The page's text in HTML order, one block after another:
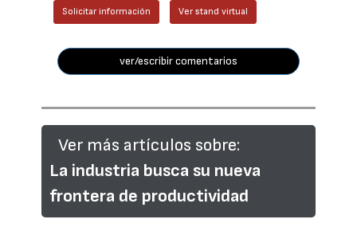
Solicitar información Ver stand virtual
ver/escribir comentarios
Ver más artículos sobre:
La industria busca su nueva
frontera de productividad